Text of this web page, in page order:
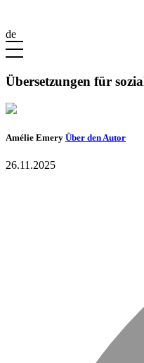
de
Übersetzungen für
Amélie Emery Über den Autor
26.11.2025